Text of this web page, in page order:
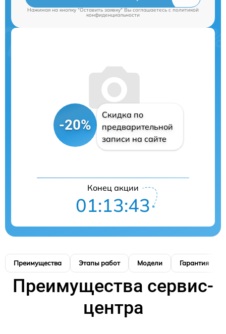
Нажимая на кнопку "Оставить заявку" Вы соглашаетесь cполитикой
конфиденциальности
-20%
Скидка по
предварительной
записи на сайте
Конец акции
01:13:42
Преимущества Этапы работ Модели Гарантия
Преимущества сервис-
центра